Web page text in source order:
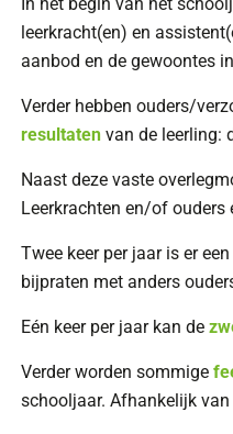
leerkracht(en) en
aanbod en de gewoontes
Verder hebben ouders/
resultaten van de leerling:
Naast deze vaste
Leerkrachten en/of ouders
Twee keer per jaar is er een
bijpraten met anders
Eén keer per jaar kan de
Verder worden sommige
schooljaar. Afhankelijk